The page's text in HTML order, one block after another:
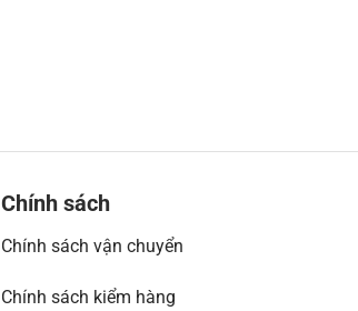
Chính sách
Chính sách vận chuyển
Chính sách kiểm hàng